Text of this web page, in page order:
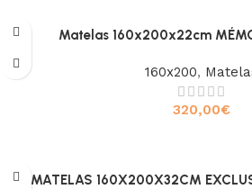
Matelas 160x200x22cm
160x200,
320,00€
MATELAS 160X200X32CM